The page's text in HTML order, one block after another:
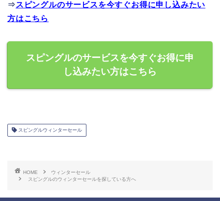
⇒ スピングルのサービスを今すぐお得に申し込みたい
方はこちら
スピングルのサービスを今すぐお得に申
し込みたい方はこちら
スピングルウィンターセール
HOME
ウィンターセール
スピングルのウィンターセールを探している方へ